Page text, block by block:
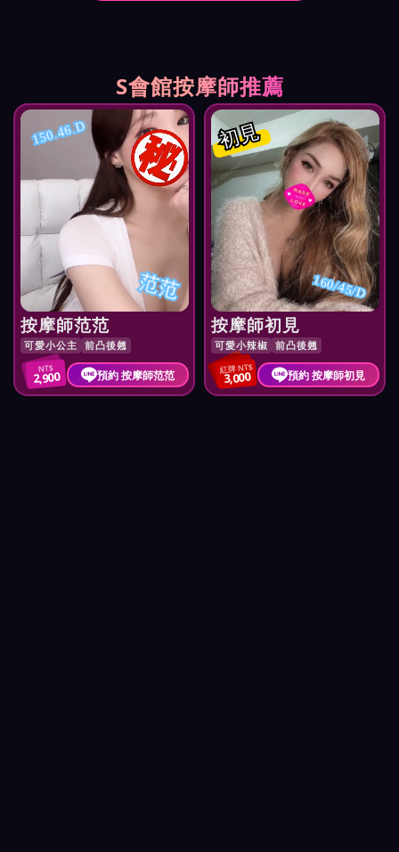
S會館按摩師推薦
范范
150.46.D
按摩師范范
可愛小公主 前凸後翹
NT$
2,900 預約 按摩師范范
初見
160/45/D
按摩師初見
可愛小辣椒 前凸後翹
紅牌 NT$
3,000 預約 按摩師初見